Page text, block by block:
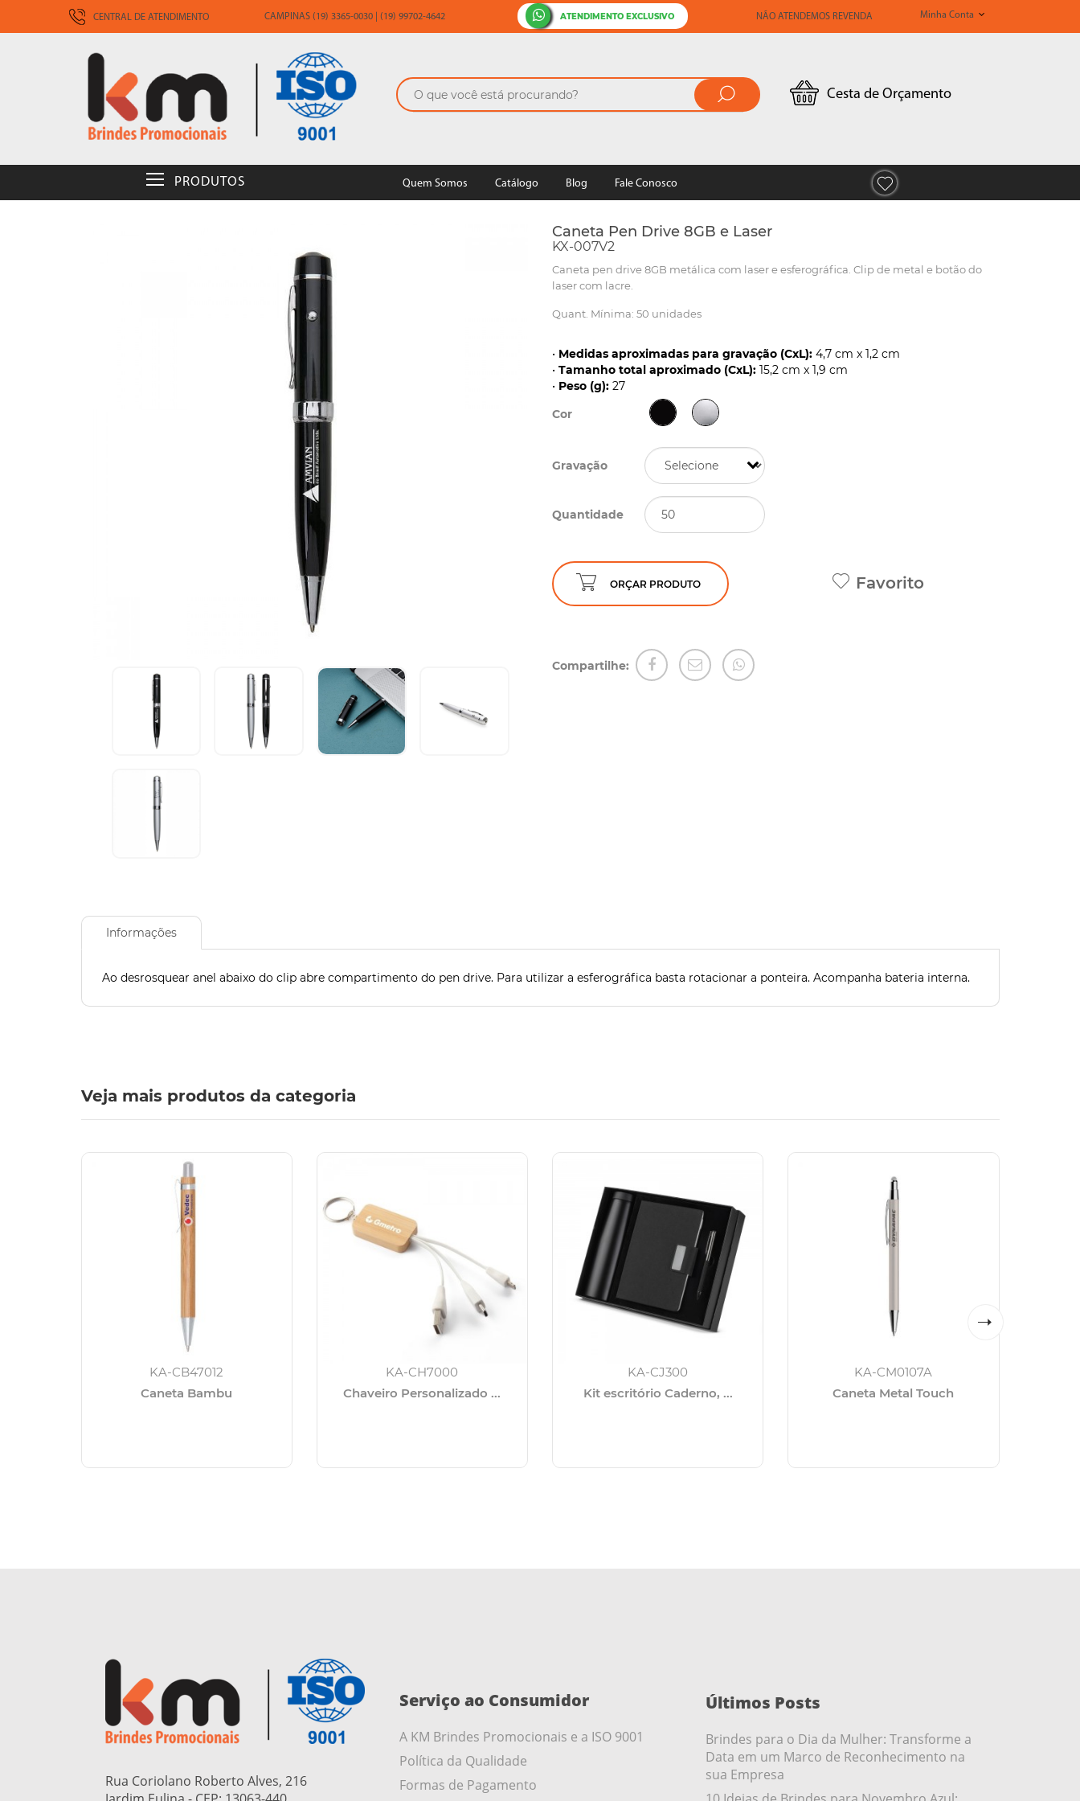
CENTRAL DE ATENDIMENTO CAMPINAS (19) 3365-0030 | (19) 99702-4642 ATENDIMENTO EXCLUSIVO NÃO ATENDEMOS REVENDA Minha Conta
Cesta de Orçamento
PRODUTOS Quem Somos Catálogo Blog Fale Conosco
Caneta Pen Drive 8GB e Laser
KX-007V2
Caneta pen drive 8GB metálica com laser e esferográfica. Clip de metal e botão do
laser com lacre.
Quant. Mínima: 50 unidades
• Medidas aproximadas para gravação (CxL): 4,7 cm x 1,2 cm
• Tamanho total aproximado (CxL): 15,2 cm x 1,9 cm
• Peso (g): 27
Cor
Gravação
Quantidade
ORÇAR PRODUTO Favorito
Compartilhe:
Informações
Ao desrosquear anel abaixo do clip abre compartimento do pen drive. Para utilizar a esferográfica basta rotacionar a ponteira. Acompanha bateria interna.
Veja mais produtos da categoria
KA-CB47012
Caneta Bambu
KA-CH7000
Chaveiro Personalizado ...
KA-CJ300
Kit escritório Caderno, ...
KA-CM0107A
Caneta Metal Touch
Rua Coriolano Roberto Alves, 216
Serviço ao Consumidor
A KM Brindes Promocionais e a ISO 9001
Política da Qualidade
Formas de Pagamento
Últimos Posts
Brindes para o Dia da Mulher: Transforme a
Data em um Marco de Reconhecimento na
sua Empresa